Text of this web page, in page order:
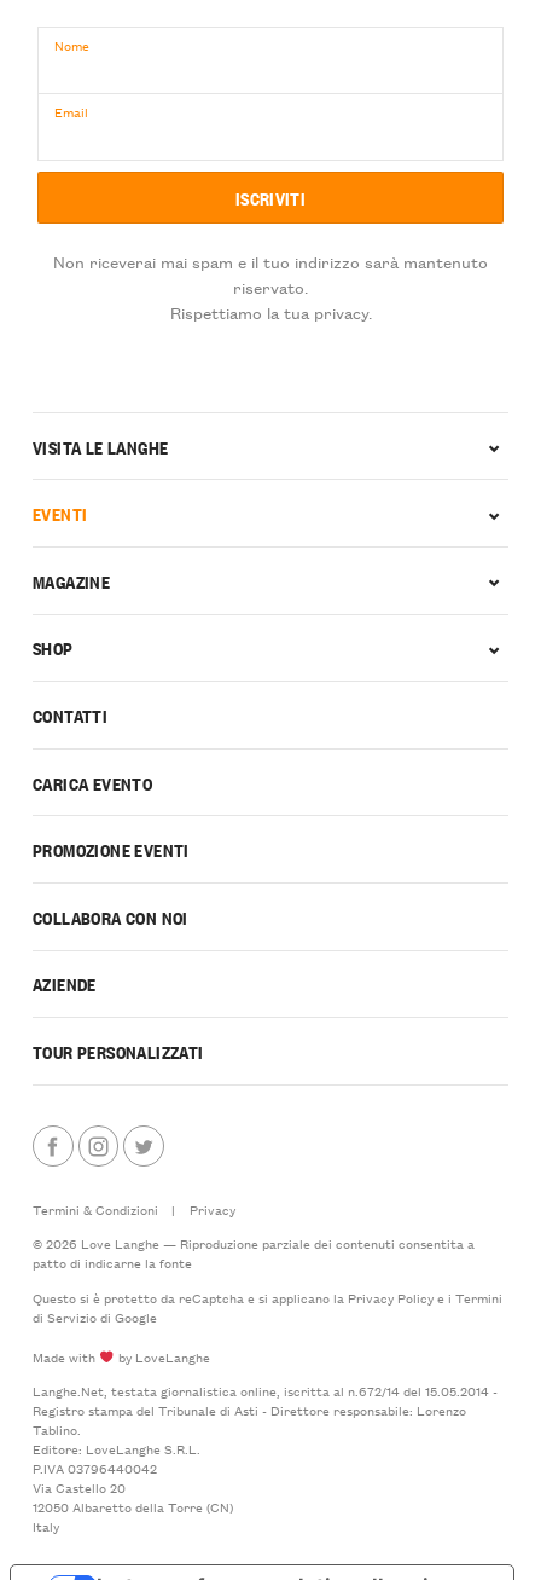
Nome
Email
Non riceverai mai spam e il tuo indirizzo sarà mantenuto
riservato.
Rispettiamo la tua privacy.
CONTATTI
CARICA EVENTO
PROMOZIONE EVENTI
COLLABORA CON NOI
AZIENDE
TOUR PERSONALIZZATI
VISITA LE LANGHE
EVENTI
MAGAZINE
SHOP
Termini & Condizioni |
Privacy
© 2026 Love Langhe — Riproduzione parziale dei contenuti consentita a
patto di indicarne la fonte
Questo si è protetto da reCaptcha e si applicano la Privacy Policye i Termini
di Serviziodi Google
Made with
by LoveLanghe
Langhe.Net, testata giornalistica online, iscritta al n.672/14 del 15.05.2014 -
Registro stampa del Tribunale di Asti - Direttore responsabile: Lorenzo
Tablino.
Editore: LoveLanghe S.R.L.
P.IVA 03796440042
Via Castello 20
12050 Albaretto della Torre (CN)
Italy